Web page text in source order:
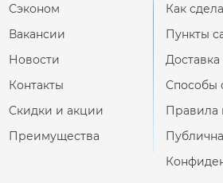
Сэконом
Вакансии
Новости
Контакты
Скидки и акции
Преимущества
Как
Пункты
Способы
Правила